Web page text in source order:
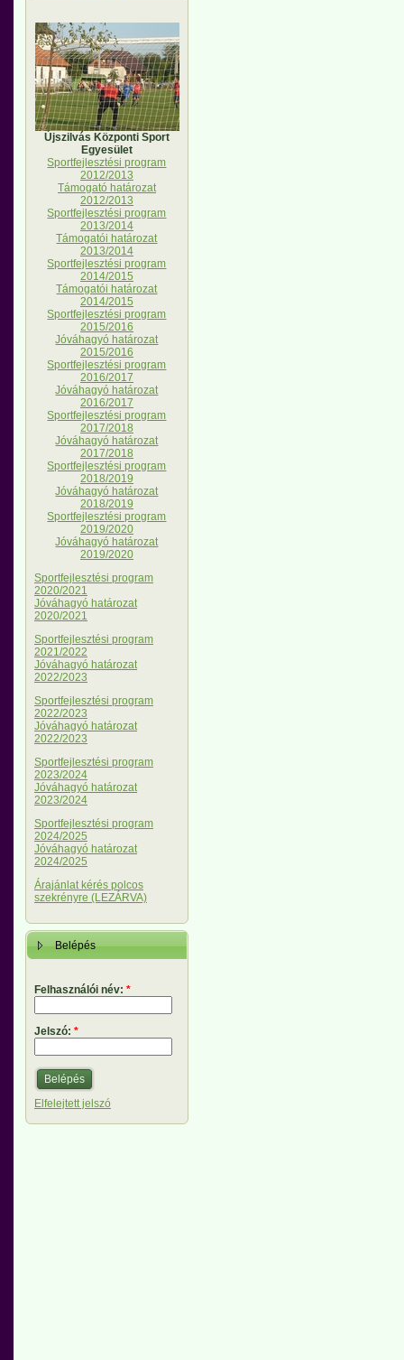
Újszilvás Központi Sport
Egyesület
Sportfejlesztési program
2012/2013
Támogató határozat
2012/2013
Sportfejlesztési program
2013/2014
Támogatói határozat
2013/2014
Sportfejlesztési program
2014/2015
Támogatói határozat
2014/2015
Sportfejlesztési program
2015/2016
Jóváhagyó határozat
2015/2016
Sportfejlesztési program
2016/2017
Jóváhagyó határozat
2016/2017
Sportfejlesztési program
2017/2018
Jóváhagyó határozat
2017/2018
Sportfejlesztési program
2018/2019
Jóváhagyó határozat
2018/2019
Sportfejlesztési program
2019/2020
Jóváhagyó határozat
2019/2020
Sportfejlesztési program
2020/2021
Jóváhagyó határozat
2020/2021
Sportfejlesztési program
2021/2022
Jóváhagyó határozat
2022/2023
Sportfejlesztési program
2022/2023
Jóváhagyó határozat
2022/2023
Sportfejlesztési program
2023/2024
Jóváhagyó határozat
2023/2024
Sportfejlesztési program
2024/2025
Jóváhagyó határozat
2024/2025
Árajánlat kérés polcos
szekrényre (LEZÁRVA)
Belépés
Felhasználói név: *
Jelszó: *
Elfelejtett jelszó